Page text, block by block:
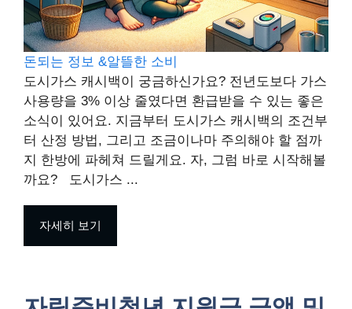
돈되는 정보 &알뜰한 소비
도시가스 캐시백이 궁금하신가요? 전년도보다 가스
사용량을 3% 이상 줄였다면 환급받을 수 있는 좋은
소식이 있어요. 지금부터 도시가스 캐시백의 조건부
터 산정 방법, 그리고 조금이나마 주의해야 할 점까
지 한방에 파헤쳐 드릴게요. 자, 그럼 바로 시작해볼
까요? 도시가스 ...
자세히 보기